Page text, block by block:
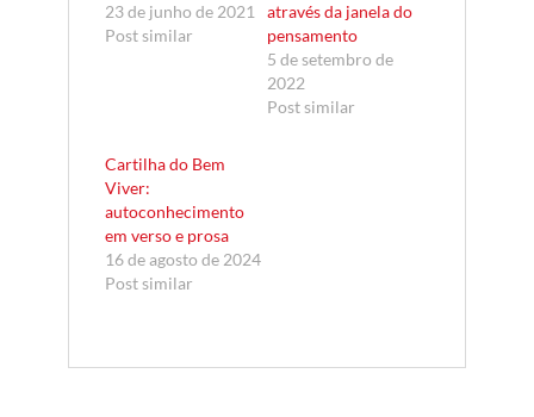
23 de junho de 2021
Post similar
através da janela do
pensamento
5 de setembro de
2022
Post similar
Cartilha do Bem
Viver:
autoconhecimento
em verso e prosa
16 de agosto de 2024
Post similar